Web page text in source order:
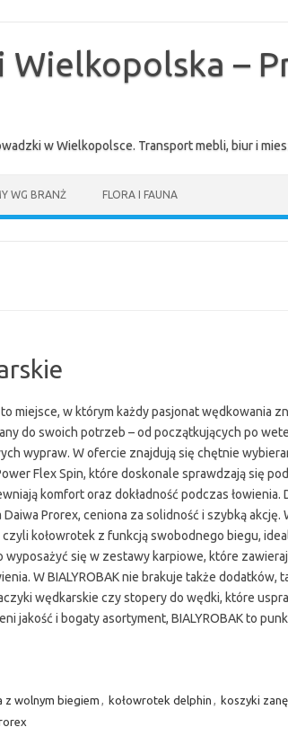
–
w Wielkopolsce. Transport mebli, biur i
WG BRANŻ FLORA I FAUNA
to miejsce, w którym każdy pasjonat wędkowania
do swoich potrzeb – od początkujących po
wypraw. W ofercie znajdują się chętnie
Flex Spin, które doskonale sprawdzają się
komfort oraz dokładność podczas łowienia.
Prorex, ceniona za solidność i szybką akcję.
kołowrotek z funkcją swobodnego biegu,
wyposażyć się w zestawy karpiowe, które
W BIALYROBAK nie brakuje także dodatków,
wędkarskie czy stopery do wędki, które
jakość i bogaty asortyment, BIALYROBAK to
z wolnym biegiem , kołowrotek delphin , koszyki